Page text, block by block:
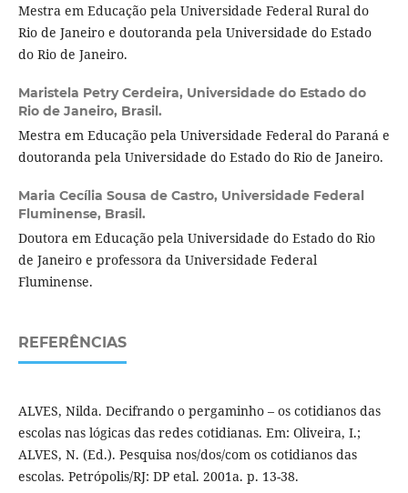
Mestra em Educação pela Universidade Federal Rural do
Rio de Janeiro e doutoranda pela Universidade do Estado
do Rio de Janeiro.
Maristela Petry Cerdeira, Universidade do Estado do
Rio de Janeiro, Brasil.
Mestra em Educação pela Universidade Federal do Paraná e
doutoranda pela Universidade do Estado do Rio de Janeiro.
Maria Cecília Sousa de Castro, Universidade Federal
Fluminense, Brasil.
Doutora em Educação pela Universidade do Estado do Rio
de Janeiro e professora da Universidade Federal
Fluminense.
REFERÊNCIAS
ALVES, Nilda. Decifrando o pergaminho – os cotidianos das
escolas nas lógicas das redes cotidianas. Em: Oliveira, I.;
ALVES, N. (Ed.). Pesquisa nos/dos/com os cotidianos das
escolas. Petrópolis/RJ: DP etal. 2001a. p. 13-38.